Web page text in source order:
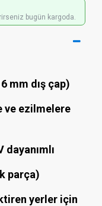
bugün kargoda.
mm dış çap)
ve ezilmelere
parça)
yerler için